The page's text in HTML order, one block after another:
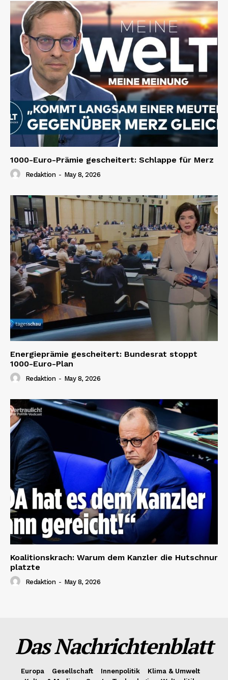
1000-Euro-Prämie gescheitert: Schlappe für Merz
Redaktion - May 8, 2026
Energieprämie gescheitert: Bundesrat stoppt
1000-Euro-Plan
Redaktion - May 8, 2026
Koalitionskrach: Warum dem Kanzler die Hutschnur
platzte
Redaktion - May 8, 2026
Das Nachrichtenblatt
Europa Gesellschaft Innenpolitik
Klima & Umwelt